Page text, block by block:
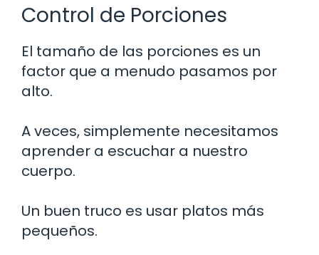
Control de Porciones
El tamaño de las porciones es un
factor que a menudo pasamos por
alto.
A veces, simplemente necesitamos
aprender a escuchar a nuestro
cuerpo.
Un buen truco es usar platos más
pequeños.